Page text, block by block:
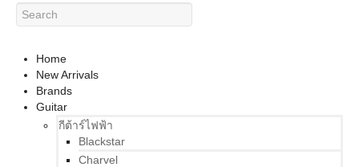
Home
New Arrivals
Brands
Guitar
กีต้าร์ไฟฟ้า
Blackstar
Charvel